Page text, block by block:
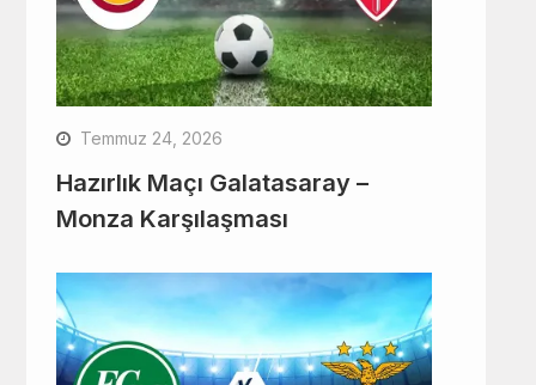
Temmuz 24, 2026
Hazırlık Maçı Galatasaray –
Monza Karşılaşması